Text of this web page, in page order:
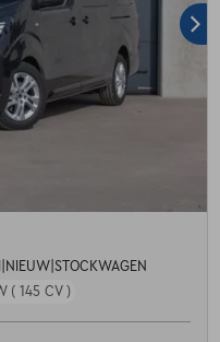
( 145 CV )